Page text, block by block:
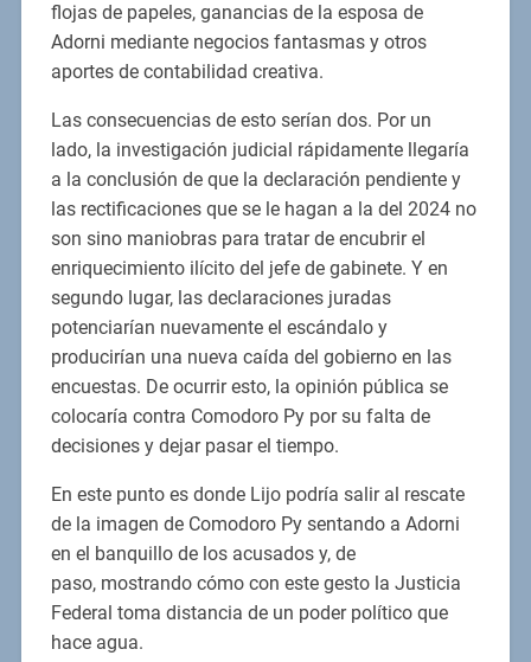
flojas de papeles, ganancias de la esposa de
Adorni mediante negocios fantasmas y otros
aportes de contabilidad creativa.
Las consecuencias de esto serían dos. Por un
lado, la investigación judicial rápidamente llegaría
a la conclusión de que la declaración pendiente y
las rectificaciones que se le hagan a la del 2024 no
son sino maniobras para tratar de encubrir el
enriquecimiento ilícito del jefe de gabinete. Y en
segundo lugar, las declaraciones juradas
potenciarían nuevamente el escándalo y
producirían una nueva caída del gobierno en las
encuestas. De ocurrir esto, la opinión pública se
colocaría contra Comodoro Py por su falta de
decisiones y dejar pasar el tiempo.
En este punto es donde Lijo podría salir al rescate
de la imagen de Comodoro Py sentando a Adorni
en el banquillo de los acusados y, de
paso, mostrando cómo con este gesto la Justicia
Federal toma distancia de un poder político que
hace agua.